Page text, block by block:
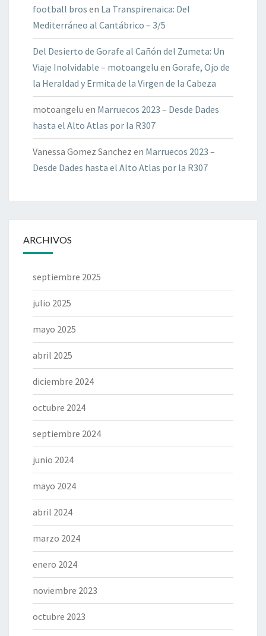
football bros en La Transpirenaica: Del
Mediterráneo al Cantábrico – 3/5
Del Desierto de Gorafe al Cañón del Zumeta: Un
Viaje Inolvidable – motoangelu en Gorafe, Ojo de
la Heraldad y Ermita de la Virgen de la Cabeza
motoangelu en Marruecos 2023 – Desde Dades
hasta el Alto Atlas por la R307
Vanessa Gomez Sanchez en Marruecos 2023 –
Desde Dades hasta el Alto Atlas por la R307
ARCHIVOS
septiembre 2025
julio 2025
mayo 2025
abril 2025
diciembre 2024
octubre 2024
septiembre 2024
junio 2024
mayo 2024
abril 2024
marzo 2024
enero 2024
noviembre 2023
octubre 2023